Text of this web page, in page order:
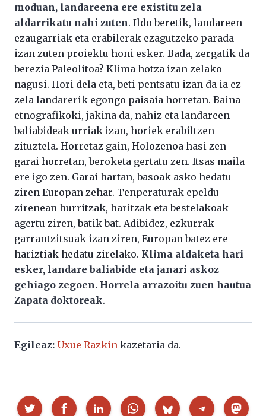
moduan, landareena ere existitu zela
aldarrikatu nahi zuten. Ildo beretik, landareen
ezaugarriak eta erabilerak ezagutzeko parada
izan zuten proiektu honi esker. Bada, zergatik da
berezia Paleolitoa? Klima hotza izan zelako
nagusi. Hori dela eta, beti pentsatu izan da ia ez
zela landarerik egongo paisaia horretan. Baina
etnografikoki, jakina da, nahiz eta landareen
baliabideak urriak izan, horiek erabiltzen
zituztela. Horretaz gain, Holozenoa hasi zen
garai horretan, beroketa gertatu zen. Itsas maila
ere igo zen. Garai hartan, basoak asko hedatu
ziren Europan zehar. Tenperaturak epeldu
zirenean hurritzak, haritzak eta bestelakoak
agertu ziren, batik bat. Adibidez, ezkurrak
garrantzitsuak izan ziren, Europan batez ere
hariztiak hedatu zirelako. Klima aldaketa hari
esker, landare baliabide eta janari askoz
gehiago zegoen. Horrela arrazoitu zuen hautua
Zapata doktoreak.
Egileaz: Uxue Razkin kazetaria da.
Partekatu